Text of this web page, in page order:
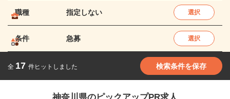
職種 指定しない 選択
条件 急募 選択
全 17 件ヒットしました 検索条件を保存
神奈川県のピックアップPR求人